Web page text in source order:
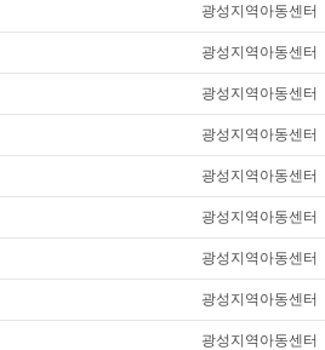
광성지역아동센터
광성지역아동센터
광성지역아동센터
광성지역아동센터
광성지역아동센터
광성지역아동센터
광성지역아동센터
광성지역아동센터
광성지역아동센터